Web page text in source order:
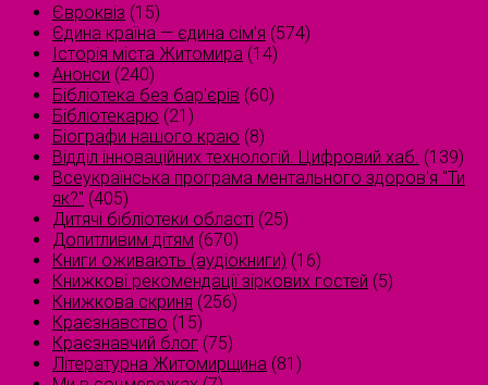
Євроквіз (15)
Єдина країна — єдина сім’я (574)
Історія міста Житомира (14)
Анонси (240)
Бібліотека без бар'єрів (60)
Бібліотекарю (21)
Біографи нашого краю (8)
Відділ інноваційних технологій. Цифровий хаб. (139)
Всеукраїнська програма ментального здоров'я "Ти
як?" (405)
Дитячі бібліотеки області (25)
Допитливим дітям (670)
Книги оживають (аудіокниги) (16)
Книжкові рекомендації зіркових гостей (5)
Книжкова скриня (256)
Краєзнавство (15)
Краєзнавчий блог (75)
Літературна Житомирщина (81)